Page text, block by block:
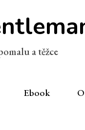
a těžce
Ebook